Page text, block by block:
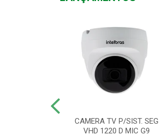
CAMERA TV P/SIST. SEG
VHD 1220 D MIC G9